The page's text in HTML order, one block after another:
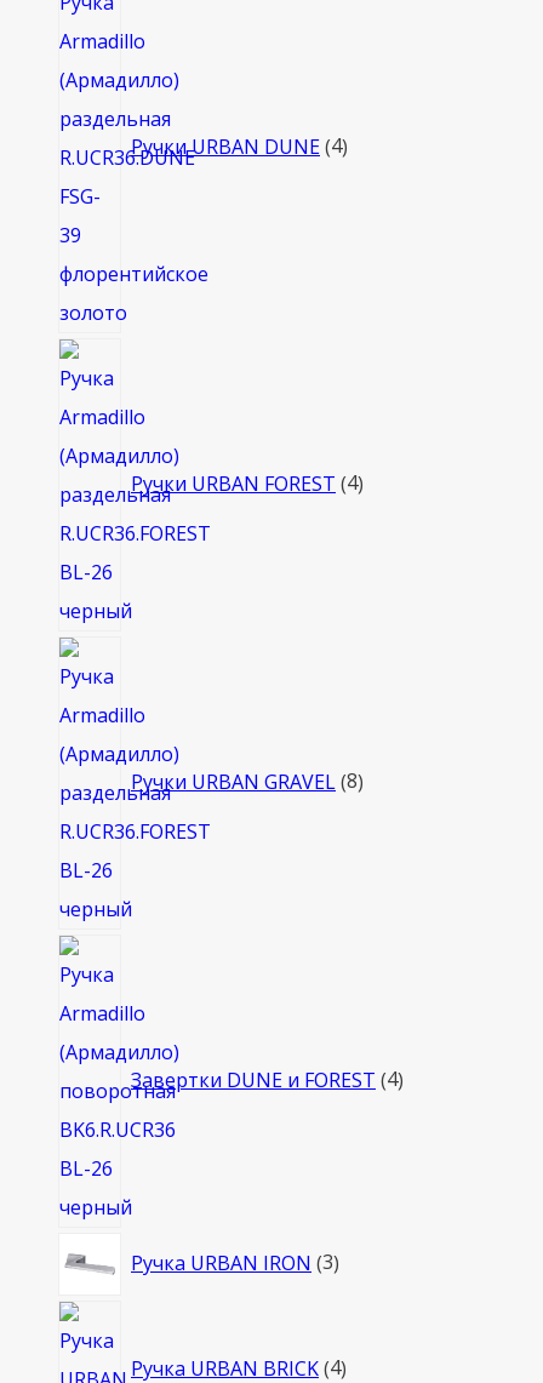
Ручки URBAN DUNE 4
Ручки URBAN FOREST 4
Ручки URBAN GRAVEL 8
Завертки DUNE и FOREST 4
Ручка URBAN IRON 33
Ручка URBAN BRICK 4товара